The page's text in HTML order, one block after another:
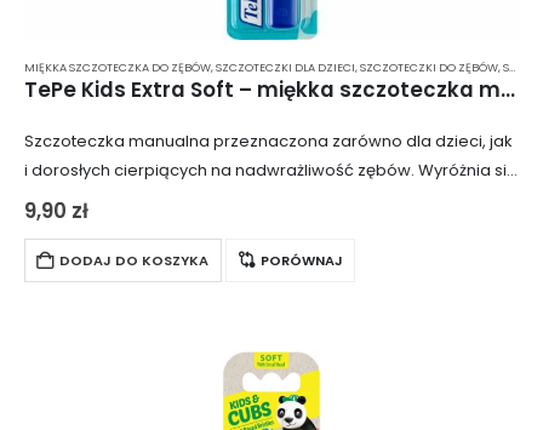
MIĘKKA SZCZOTECZKA DO ZĘBÓW,SZCZOTECZKI DLA DZIECI,SZCZOTECZKI DO ZĘBÓW,SZCZOTECZKI KLASYCZNE
TePe Kids Extra Soft – miękka szczoteczka manualna dla dzieci z obrazkami
Szczoteczka manualna przeznaczona zarówno dla dzieci, jak
i dorosłych cierpiących na nadwrażliwość zębów. Wyróżnia się
atrakcyjnym designem oraz ergonomicznym kształtem.
Posiada niewielką główkę wyposażoną w miękkie, gęsto
rozmieszczone włosie, które…
9,90 zł
DODAJ DO KOSZYKA PORÓWNAJ